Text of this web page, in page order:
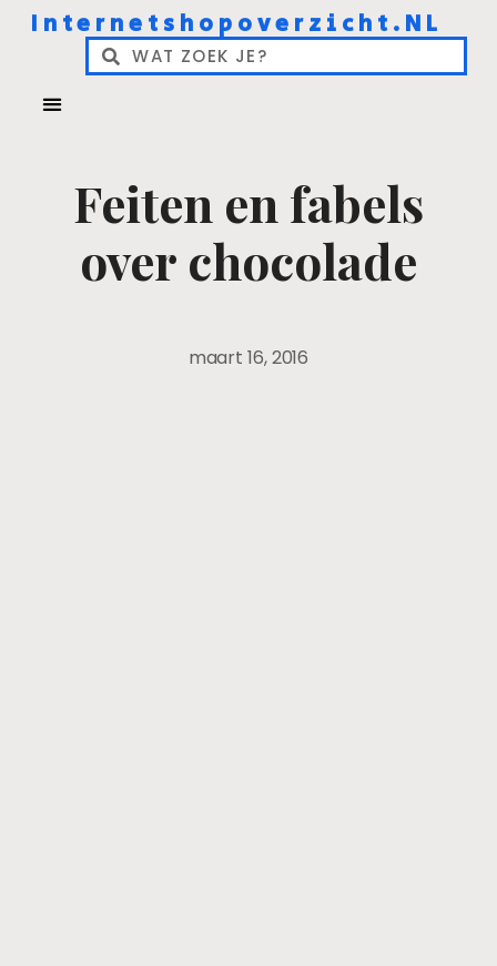
Internetshopoverzicht.NL
Feiten en fabels
over chocolade
maart 16, 2016